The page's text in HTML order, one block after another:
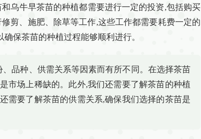
乌牛早茶苗的种植都需要进行一定的投资,包括购买
剪、施肥、除草等工作,这些工作都需要耗费一定的
保茶苗的种植过程能够顺利进行。
品种、供需关系等因素而有所不同。在选择茶苗
市场上稀缺的。此外,我们还需要了解茶苗的种植
需要了解茶苗的供需关系,确保我们选择的茶苗是